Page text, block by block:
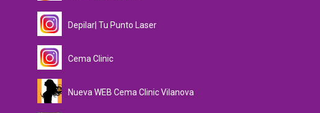
Depilar| Tu Punto Laser
Cema Clinic
Nueva WEB Cema Clinic Vilanova